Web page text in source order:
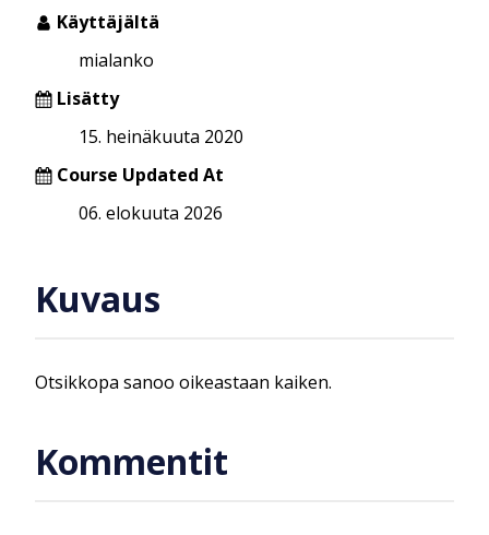
Käyttäjältä
mialanko
Lisätty
15. heinäkuuta 2020
Course Updated At
06. elokuuta 2026
Kuvaus
Otsikkopa sanoo oikeastaan kaiken.
Kommentit